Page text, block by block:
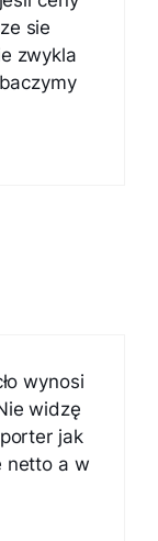
sie
zwykla
wynosi
widzę
jak
netto a w